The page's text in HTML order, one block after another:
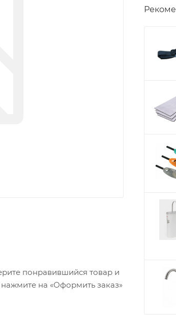
понравившийся товар и
на «Оформить заказ»